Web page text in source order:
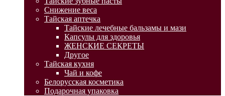
Снижение веса
Тайская аптечка
Тайские лечебные бальзамы и мази
Капсулы для здоровья
ЖЕНСКИЕ СЕКРЕТЫ
Другое
Тайская кухня
Чай и кофе
Белорусская косметика
Подарочная упаковка